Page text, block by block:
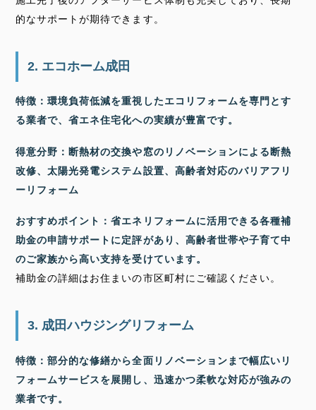
的なサポートが期待できます。
2. エコホーム成田
特徴：環境負荷低減を重視したエコリフォームを専門とす
る業者で、省エネ住宅化への実績が豊富です。
得意分野：断熱材の交換や窓のリノベーションによる断熱
改修、太陽光発電システム設置、高齢者対応のバリアフリ
ーリフォーム
おすすめポイント：省エネリフォームに活用できる各種補
助金の申請サポートに定評があり、高齢者世帯や子育て中
のご家族から高い支持を受けています。
補助金の詳細はお住まいの市区町村にご確認ください。
3. 成田ハウジングリフォーム
特徴：部分的な修繕から全面リノベーションまで幅広いリ
フォームサービスを展開し、迅速かつ柔軟な対応が強みの
業者です。